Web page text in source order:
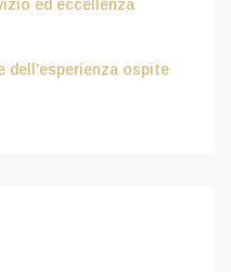
ed eccellenza
dell’esperienza ospite